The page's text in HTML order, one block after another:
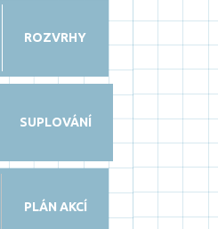
ROZVRHY
SUPLOVÁNÍ
PLÁN AKCÍ